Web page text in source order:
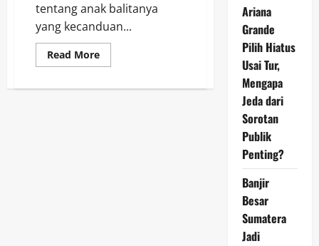
tentang anak balitanya
yang kecanduan...
Read MoreRead
more
Anak
Ariana
Grande
Pilih Hiatus
Usai Tur,
Mengapa
Jeda dari
Sorotan
Publik
Penting?
Banjir
Besar
Sumatera
Jadi